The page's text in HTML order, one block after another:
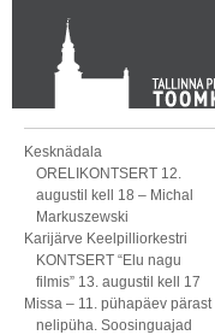
Toom-Kooli 6, 10130 TALLINN
tallinna.toom
+372 644 4140
Kesknädala
ORELIKONTSERT 12.
augustil kell 18 – Michal
Markuszewski
Karijärve Keelpilliorkestri
KONTSERT “Elu nagu
filmis” 13. augustil kell 17
Missa – 11. pühapäev pärast
nelipüha. Soosinguajad